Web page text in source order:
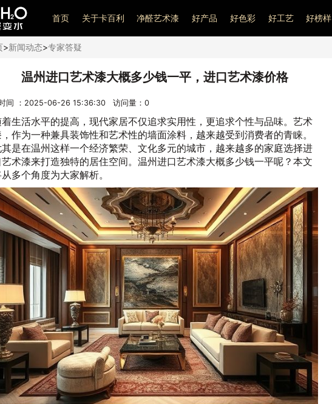
首页 关于卡百利 净醛艺术漆 好产品 好色彩 好工艺 好榜样
>新闻动态>专家答疑
温州进口艺术漆大概多少钱一平，进口艺术漆价格
间 ：2025-06-26 15:36:30 访问量： 0
生活水平的提高，现代家居不仅追求实用性，更追求个性与品味。艺术
作为一种兼具装饰性和艺术性的墙面涂料，越来越受到消费者的青睐。
其是在温州这样一个经济繁荣、文化多元的城市，越来越多的家庭选择进
艺术漆来打造独特的居住空间。温州进口艺术漆大概多少钱一平呢？本文
多个角度为大家解析。